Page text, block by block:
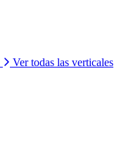
Ver todas las verticales